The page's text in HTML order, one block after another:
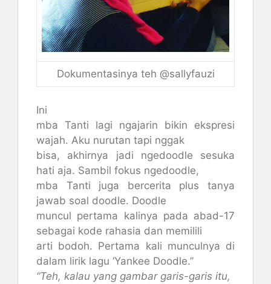
Dokumentasinya teh @sallyfauzi
Ini
mba Tanti lagi ngajarin bikin ekspresi
wajah. Aku nurutan tapi nggak
bisa, akhirnya jadi ngedoodle sesuka
hati aja. Sambil fokus ngedoodle,
mba Tanti juga bercerita plus tanya
jawab soal doodle. Doodle
muncul pertama kalinya pada abad-17
sebagai kode rahasia dan memilili
arti bodoh. Pertama kali munculnya di
dalam lirik lagu ‘Yankee Doodle.”
“Teh, kalau yang gambar garis-garis itu,